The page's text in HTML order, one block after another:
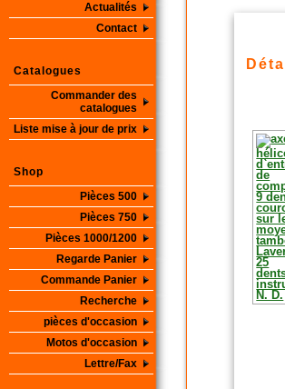
Actualités
Contact
Catalogues
Commander des
catalogues
Liste mise à jour de prix
Shop
Pièces 500
Pièces 750
Pièces 1000/1200
Regarde Panier
Commande Panier
Recherche
pièces d'occasion
Motos d'occasion
Lettre/Fax